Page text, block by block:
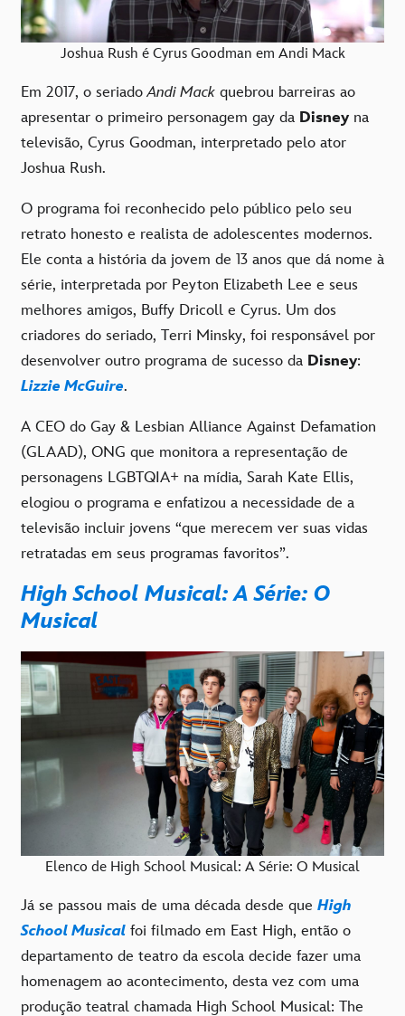
Joshua Rush é Cyrus Goodman em Andi Mack
Em 2017, o seriadoAndi Mack quebrou barreiras ao
apresentar o primeiro personagem gay da Disney na
televisão, Cyrus Goodman, interpretado pelo ator
Joshua Rush.
O programa foi reconhecido pelo público pelo seu
retrato honesto e realista de adolescentes modernos.
Ele conta a história da jovem de 13 anos que dá nome à
série, interpretada por Peyton Elizabeth Lee e seus
melhores amigos, Buffy Dricoll e Cyrus. Um dos
criadores do seriado, Terri Minsky, foi responsável por
desenvolver outro programa de sucesso da Disney:
Lizzie McGuire.
A CEO do Gay & Lesbian Alliance Against Defamation
(GLAAD), ONG que monitora a representação de
personagens LGBTQIA+ na mídia, Sarah Kate Ellis,
elogiou o programa e enfatizou a necessidade de a
televisão incluir jovens “que merecem ver suas vidas
retratadas em seus programas favoritos”.
High School Musical: A Série: O
Musical
Elenco de High School Musical: A Série: O Musical
Já se passou mais de uma década desde que High
School Musical foi filmado em East High, então o
departamento de teatro da escola decide fazer uma
homenagem ao acontecimento, desta vez com uma
produção teatral chamada High School Musical: The